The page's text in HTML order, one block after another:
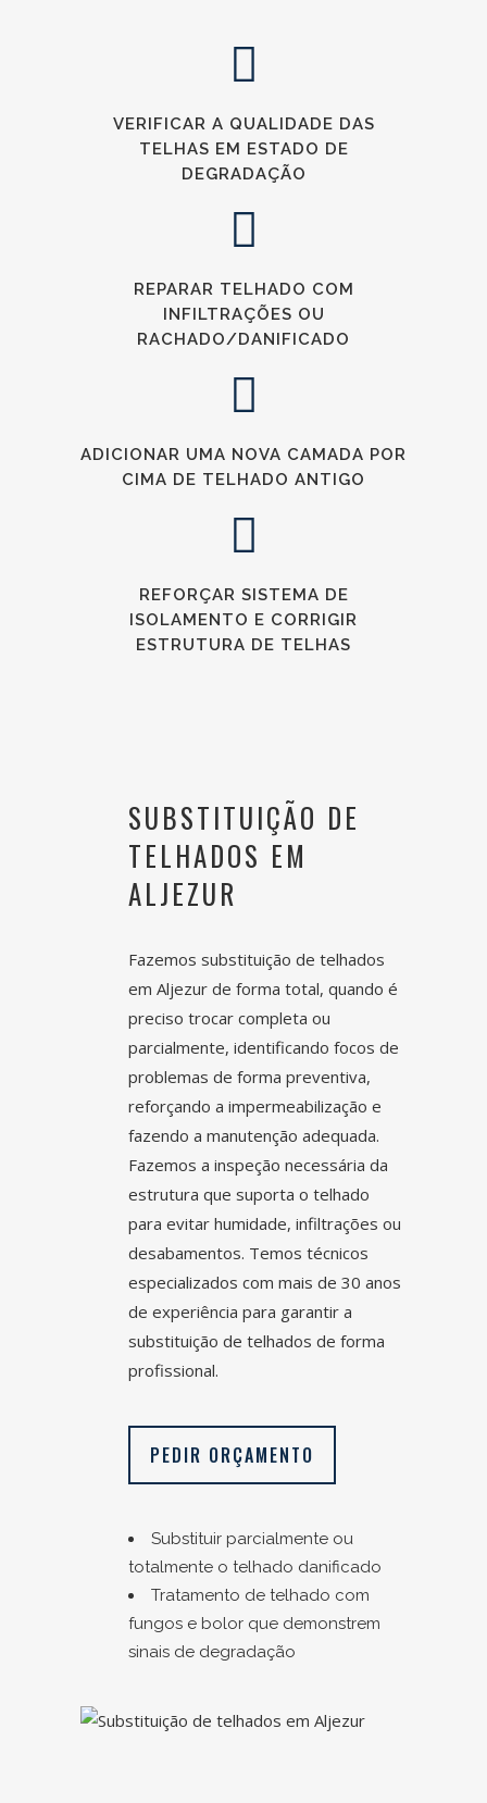
VERIFICAR A QUALIDADE DAS
TELHAS EM ESTADO DE
DEGRADAÇÃO
REPARAR TELHADO COM
INFILTRAÇÕES OU
RACHADO/DANIFICADO
ADICIONAR UMA NOVA CAMADA POR
CIMA DE TELHADO ANTIGO
REFORÇAR SISTEMA DE
ISOLAMENTO E CORRIGIR
ESTRUTURA DE TELHAS
SUBSTITUIÇÃO DE
TELHADOS EM
ALJEZUR
Fazemos substituição de telhados
em Aljezur de forma total, quando é
preciso trocar completa ou
parcialmente, identificando focos de
problemas de forma preventiva,
reforçando a impermeabilização e
fazendo a manutenção adequada.
Fazemos a inspeção necessária da
estrutura que suporta o telhado
para evitar humidade, infiltrações ou
desabamentos. Temos técnicos
especializados com mais de 30 anos
de experiência para garantir a
substituição de telhados de forma
profissional.
PEDIR ORÇAMENTO
Substituir parcialmente ou
totalmente o telhado danificado
Tratamento de telhado com
fungos e bolor que demonstrem
sinais de degradação